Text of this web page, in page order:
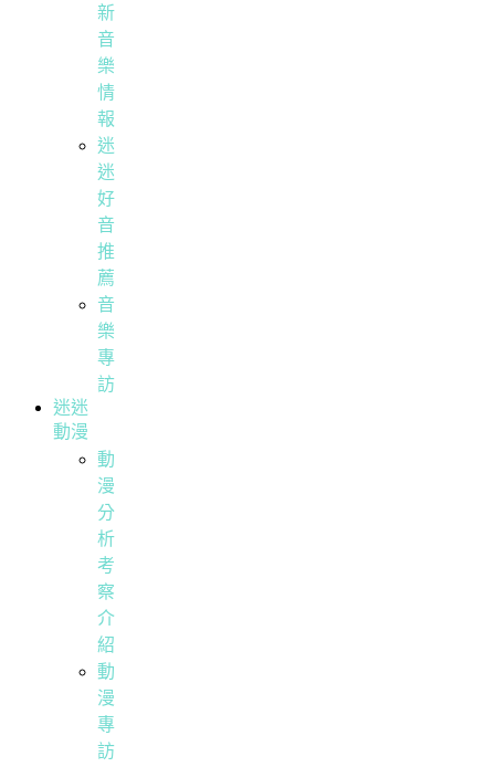
新
音
樂
情
報
迷
迷
好
音
推
薦
音
樂
專
訪
迷迷
動漫
動
漫
分
析
考
察
介
紹
動
漫
專
訪